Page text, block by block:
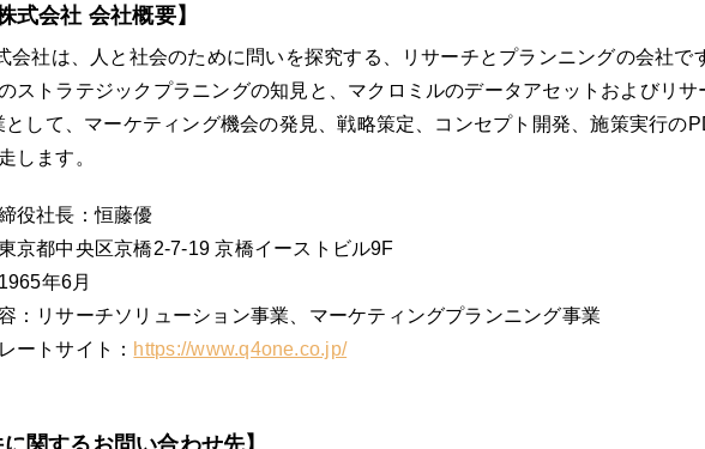
式会社 会社概要】
会社は、人と社会のために問いを探究する、リサーチとプランニングの会社で
ストラテジックプラニングの知見と、マクロミルのデータアセットおよびリ
として、マーケティング機会の発見、戦略策定、コンセプト開発、施策実行の
します。
役社長：恒藤優
京都中央区京橋2-7-19 京橋イーストビル9F
年6月
：リサーチソリューション事業、マーケティングプランニング事業
ートサイト： https://www.q4one.co.jp/